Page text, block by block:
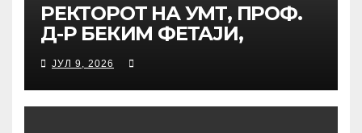
РЕКТОРОТ НА УМТ, ПРОФ.
Д-Р БЕКИМ ФЕТАЈИ,
ОДРЖА РАБОТНА СРЕДБА
СО ДИРЕКТОРОТ ОД
УНИВЕРЗИТЕТОТ SUBÜ ОД
ТУРЦИЈА, ВОНР. ПРОФ. Д-Р
ЈУЛ 9, 2026